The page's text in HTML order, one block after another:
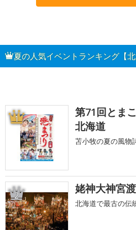
夏の人気イベントランキング【北
1
第71回とま
北海道
苫小牧の夏の風物
2 姥神大神宮
北海道で最古の伝